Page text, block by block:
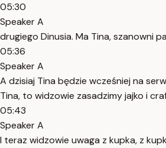
05:30
Speaker A
drugiego Dinusia. Ma Tina, szanowni
05:36
Speaker A
A dzisiaj Tina będzie wcześniej na
Tina, to widzowie zasadzimy jajko i
05:43
Speaker A
I teraz widzowie uwaga z kupka, z